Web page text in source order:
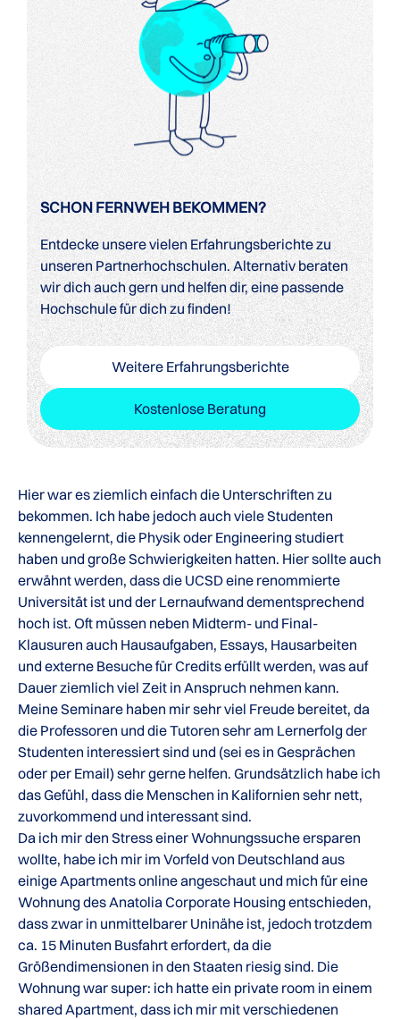
SCHON FERNWEH BEKOMMEN?
Entdecke unsere vielen Erfahrungsberichte zu
unseren Partnerhochschulen. Alternativ beraten
wir dich auch gern und helfen dir, eine passende
Hochschule für dich zu finden!
Weitere Erfahrungsberichte
Kostenlose Beratung
Hier war es ziemlich einfach die Unterschriften zu
bekommen. Ich habe jedoch auch viele Studenten
kennengelernt, die Physik oder Engineering studiert
haben und große Schwierigkeiten hatten. Hier sollte auch
erwähnt werden, dass die UCSD eine renommierte
Universität ist und der Lernaufwand dementsprechend
hoch ist. Oft müssen neben Midterm- und Final-
Klausuren auch Hausaufgaben, Essays, Hausarbeiten
und externe Besuche für Credits erfüllt werden, was auf
Dauer ziemlich viel Zeit in Anspruch nehmen kann.
Meine Seminare haben mir sehr viel Freude bereitet, da
die Professoren und die Tutoren sehr am Lernerfolg der
Studenten interessiert sind und (sei es in Gesprächen
oder per Email) sehr gerne helfen. Grundsätzlich habe ich
das Gefühl, dass die Menschen in Kalifornien sehr nett,
zuvorkommend und interessant sind.
Da ich mir den Stress einer Wohnungssuche ersparen
wollte, habe ich mir im Vorfeld von Deutschland aus
einige Apartments online angeschaut und mich für eine
Wohnung des Anatolia Corporate Housing entschieden,
dass zwar in unmittelbarer Uninähe ist, jedoch trotzdem
ca. 15 Minuten Busfahrt erfordert, da die
Größendimensionen in den Staaten riesig sind. Die
Wohnung war super: ich hatte ein private room in einem
shared Apartment, dass ich mir mit verschiedenen